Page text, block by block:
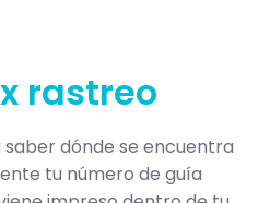
rastreo
saber dónde se encuentra
tu número de guía